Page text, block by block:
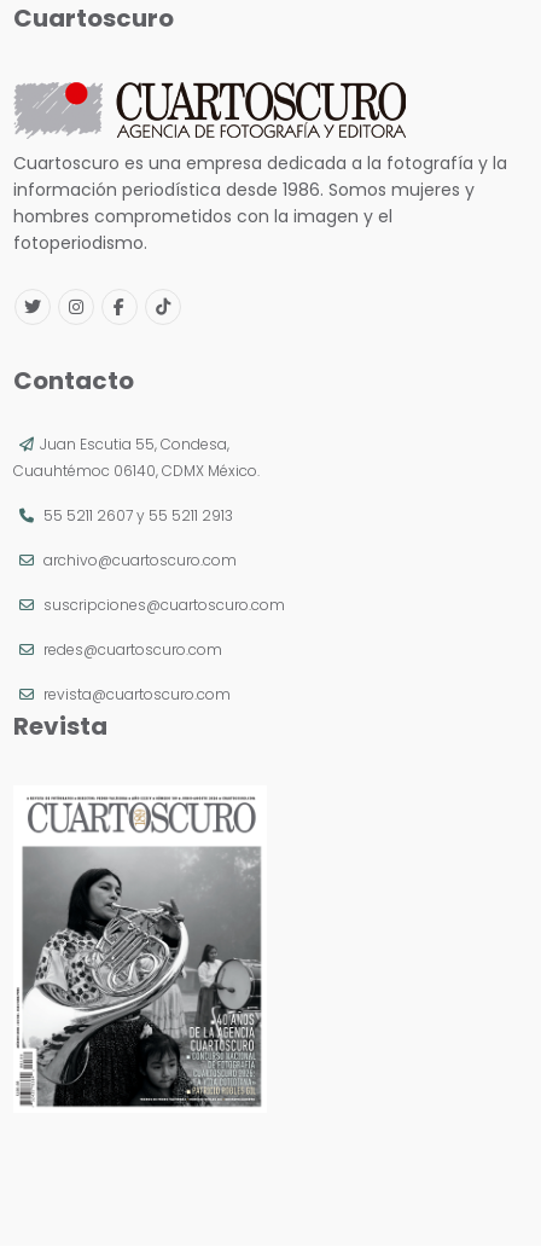
Cuartoscuro
Cuartoscuro es una empresa dedicada a la fotografía y la
información periodística desde 1986. Somos mujeres y
hombres comprometidos con la imagen y el
fotoperiodismo.
Contacto
Juan Escutia 55, Condesa,
Cuauhtémoc 06140, CDMX México.
55 5211 2607y 55 5211 2913
archivo@cuartoscuro.com
suscripciones@cuartoscuro.com
redes@cuartoscuro.com
revista@cuartoscuro.com
Revista